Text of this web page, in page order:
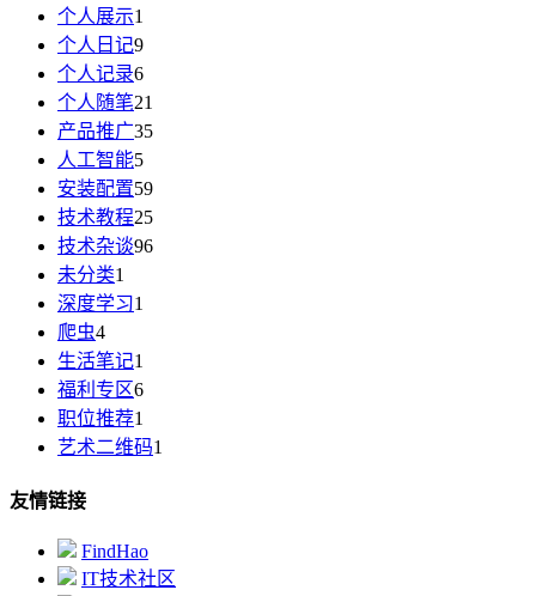
个人展示1
个人日记9
个人记录6
个人随笔21
产品推广35
人工智能5
安装配置59
技术教程25
技术杂谈96
未分类1
深度学习1
爬虫4
生活笔记1
福利专区6
职位推荐1
艺术二维码1
友情链接
FindHao
IT技术社区